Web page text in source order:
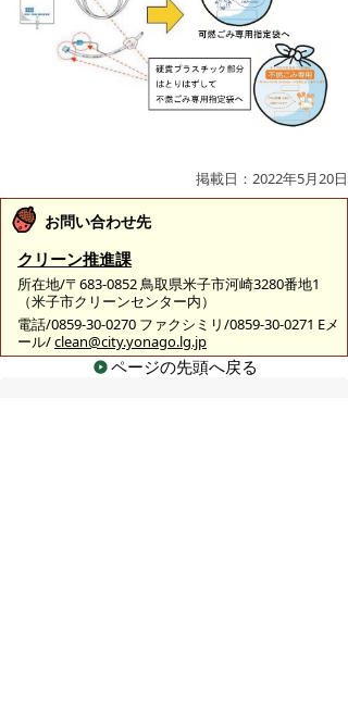
掲載日：2022年5月20日
お問い合わせ先
クリーン推進課
所在地/〒683-0852 鳥取県米子市河崎3280番地1
（米子市クリーンセンター内）
電話/0859-30-0270 ファクシミリ/0859-30-0271 Eメ
ール/clean@city.yonago.lg.jp
ページの先頭へ戻る